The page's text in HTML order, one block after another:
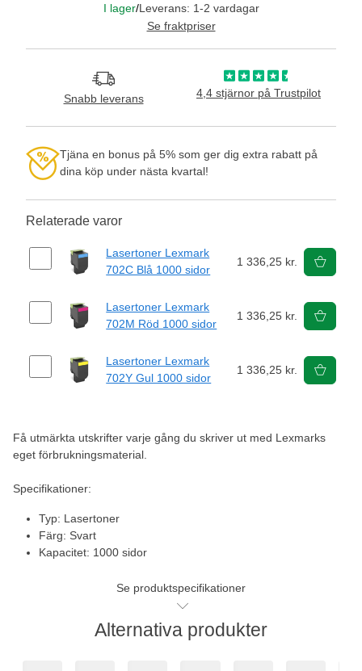
Få utmärkta utskrifter varje gång du skriver ut med Lexmarks
eget förbrukningsmaterial.
Specifikationer:
Typ: Lasertoner
Färg: Svart
Kapacitet: 1000 sidor
Se produktspecifikationer
I lager/Leverans: 1-2 vardagar
Se fraktpriser
Snabb leverans 4,4 stjärnor på Trustpilot
Tjäna en bonus på 5% som ger dig extra rabatt på
dina köp under nästa kvartal!
Relaterade varor
Lasertoner Lexmark
702C Blå 1000 sidor
1 336,25 kr.
Lasertoner Lexmark
702M Röd 1000 sidor
1 336,25 kr.
Lasertoner Lexmark
702Y Gul 1000 sidor
1 336,25 kr.
Alternativa produkter